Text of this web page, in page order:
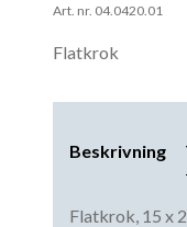
Art. nr. 04.0420.01
Flatkrok
Beskrivning
Flatkrok, 15 x